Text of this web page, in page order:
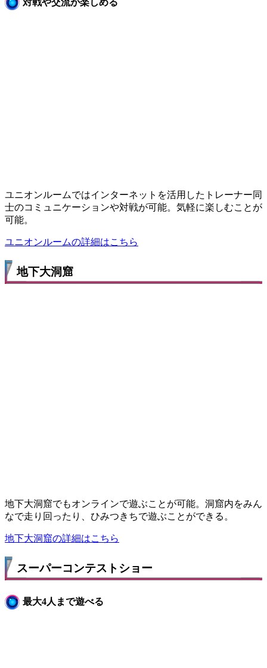
ユニオンルームではインターネットを活用したトレーナー同
士のコミュニケーションや対戦が可能。気軽に楽しむことが
可能。
ユニオンルームの詳細はこちら
地下大洞窟
地下大洞窟でもオンラインで遊ぶことが可能。洞窟内をみん
なで走り回ったり、ひみつきちで遊ぶことができる。
地下大洞窟の詳細はこちら
スーパーコンテストショー
最大4人まで遊べる